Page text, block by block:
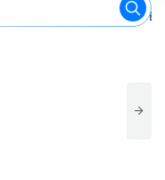
Enxaguante